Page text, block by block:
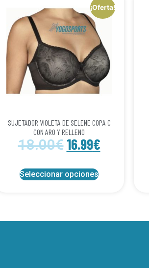
¡Oferta!
SUJETADOR VIOLETA DE SELENE COPA C
CON ARO Y RELLENO
18.00€ 16.99€
Seleccionar opciones